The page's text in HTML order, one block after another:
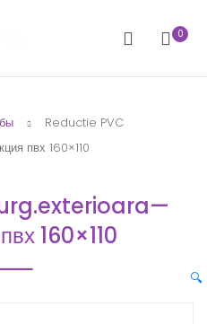
0
Reductie PVC
пвх 160×110
160×110
🔍